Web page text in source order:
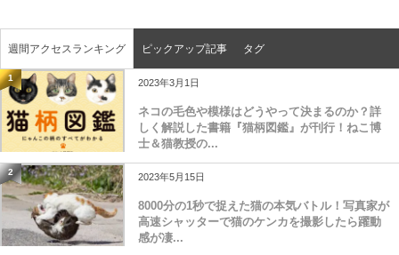
週間アクセスランキング ピックアップ記事 タグ
1 2023年3月1日
ネコの毛色や模様はどうやって決まるのか？詳
しく解説した書籍『猫柄図鑑』が刊行！ねこ博
士＆猫教授の...
2 2023年5月15日
8000分の1秒で捉えた猫の本気バトル！写真家が
高速シャッターで猫のケンカを撮影したら躍動
感が凄...